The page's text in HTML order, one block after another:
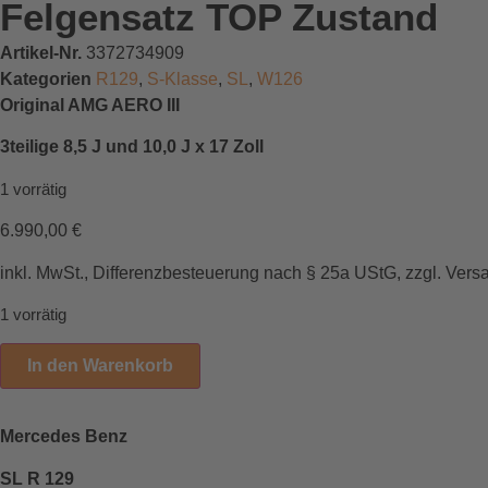
Felgensatz TOP Zustand
Artikel-Nr. 3372734909
Kategorien R129, S-Klasse, SL , W126
Original AMG AERO III
3teilige 8,5 J und 10,0 J x 17 Zoll
1 vorrätig
6.990,00 €
inkl. MwSt., Differenzbesteuerung nach § 25a UStG, zzgl.
1 vorrätig
In den Warenkorb
Mercedes Benz
SL R 129